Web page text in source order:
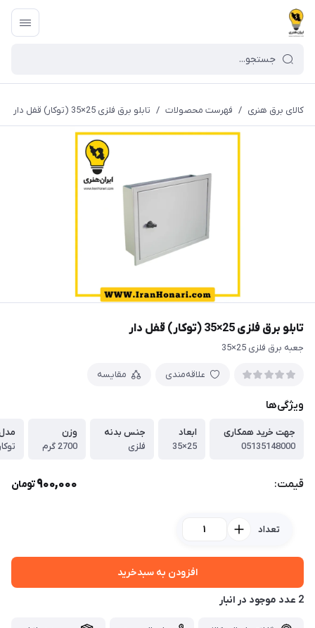
کالای برق هنری / فهرست محصولات / تابلو برق فلزی 25×35 (توکار) قفل دار
تابلو برق فلزی 25×35 (توکار) قفل دار
جعبه برق فلزی 25×35
علاقه‌مندی مقایسه
ویژگی‌ها
جهت خرید همکاری
05135148000
ابعاد
25×35
جنس بدنه
فلزی
وزن
2700 گرم
قیمت: 900,000تومان
تعداد
افزودن به سبدخرید
2 عدد موجود در انبار